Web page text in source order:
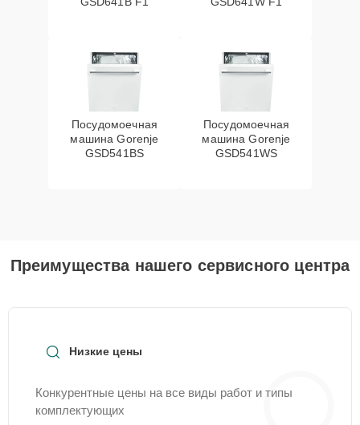
Посудомоечная
машина Gorenje
GSD541BS
Посудомоечная
машина Gorenje
GSD541WS
Преимущества нашего сервисного центра
Низкие цены
Конкурентные цены на все виды работ и типы
комплектующих